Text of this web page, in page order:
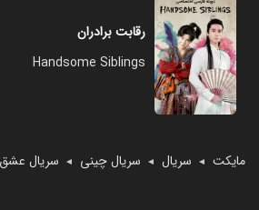
رقابت برادران
Handsome Siblings
مایکت ◄ سریال ◄ سریال چینی ◄ سریال عشق